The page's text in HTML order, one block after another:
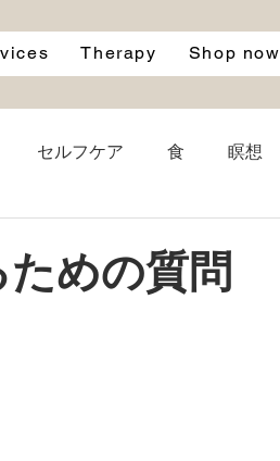
Therapy Shop now
セルフケア 食 瞑想
めの質問